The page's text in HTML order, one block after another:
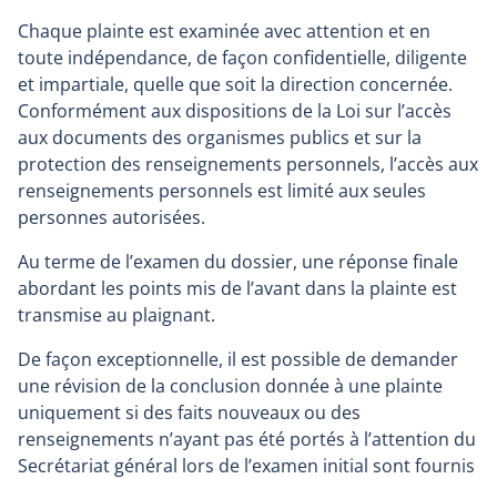
Chaque plainte est examinée avec attention et en
toute indépendance, de façon confidentielle, diligente
et impartiale, quelle que soit la direction concernée.
Conformément aux dispositions de la Loi sur l’accès
aux documents des organismes publics et sur la
protection des renseignements personnels, l’accès aux
renseignements personnels est limité aux seules
personnes autorisées.
Au terme de l’examen du dossier, une réponse finale
abordant les points mis de l’avant dans la plainte est
transmise au plaignant.
De façon exceptionnelle, il est possible de demander
une révision de la conclusion donnée à une plainte
uniquement si des faits nouveaux ou des
renseignements n’ayant pas été portés à l’attention du
Secrétariat général lors de l’examen initial sont fournis